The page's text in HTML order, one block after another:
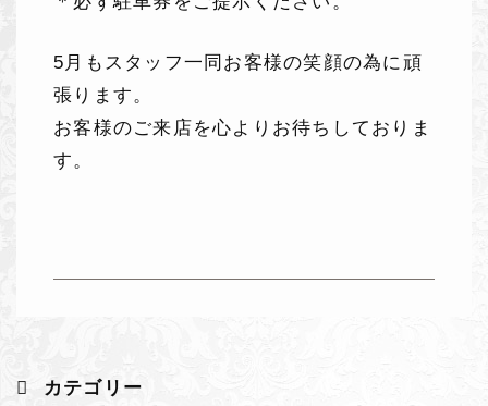
カテゴリー
5月もスタッフ一同お客様の笑顔の為に頑
張ります。
お客様のご来店を心よりお待ちしておりま
す。